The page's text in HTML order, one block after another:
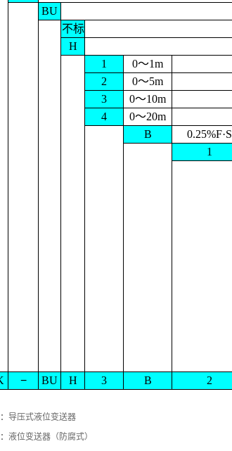
BU
不标
H
1
0～1m
2
0～5m
3
0～10m
4
0～20m
B
0.25%F·S
1
− BU H 3 B 2
导压式液位变送器
液位变送器（防腐式）